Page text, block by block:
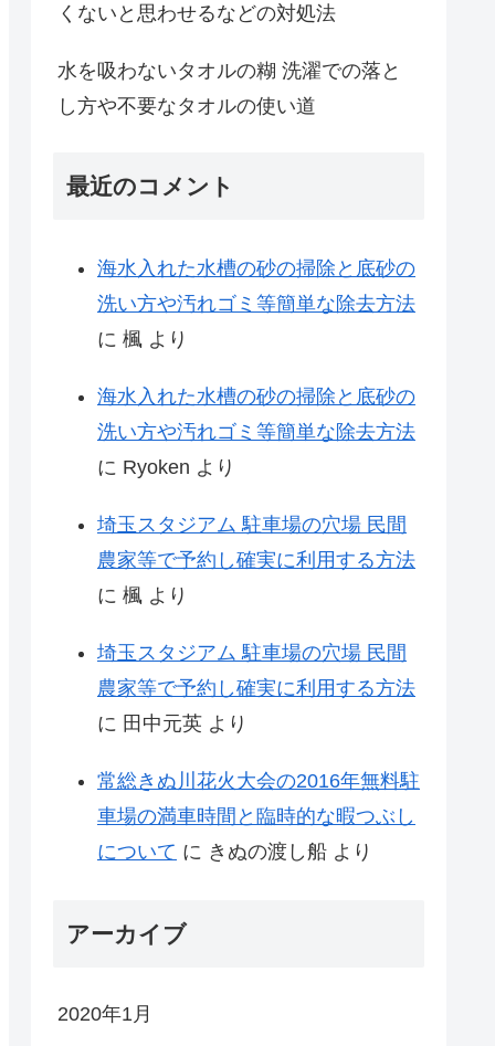
くないと思わせるなどの対処法
水を吸わないタオルの糊 洗濯での落と
し方や不要なタオルの使い道
最近のコメント
海水入れた水槽の砂の掃除と底砂の
洗い方や汚れゴミ等簡単な除去方法
に 楓 より
海水入れた水槽の砂の掃除と底砂の
洗い方や汚れゴミ等簡単な除去方法
に Ryoken より
埼玉スタジアム 駐車場の穴場 民間
農家等で予約し確実に利用する方法
に 楓 より
埼玉スタジアム 駐車場の穴場 民間
農家等で予約し確実に利用する方法
に 田中元英 より
常総きぬ川花火大会の2016年無料駐
車場の満車時間と臨時的な暇つぶし
について に きぬの渡し船 より
アーカイブ
2020年1月